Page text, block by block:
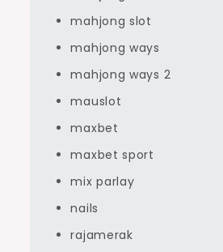
mahjong slot
mahjong ways
mahjong ways 2
mauslot
maxbet
maxbet sport
mix parlay
nails
rajamerak